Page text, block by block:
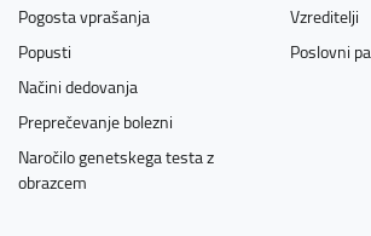
Pogosta vprašanja
Popusti
Načini dedovanja
Preprečevanje bolezni
Naročilo genetskega testa z
obrazcem
Vzreditelji
Poslovni